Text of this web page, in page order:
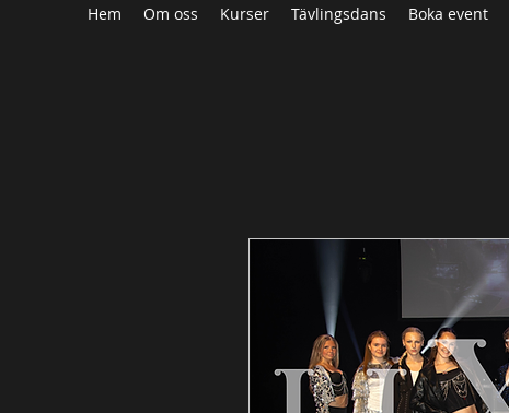
Hem Om oss Kurser Tävlingsdans Boka event